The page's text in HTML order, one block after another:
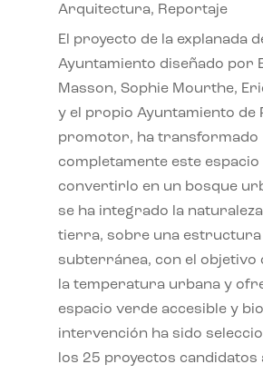
Arquitectura, Reportaje
El proyecto de la explanada
Ayuntamiento diseñado por
Masson, Sophie Mourthe,
y el propio Ayuntamiento de
promotor, ha transformado
completamente este
convertirlo en un bosque
se ha integrado la
tierra, sobre una estructura
subterránea, con el objetivo
la temperatura urbana y
espacio verde accesible y
intervención ha sido
los 25 proyectos candidatos